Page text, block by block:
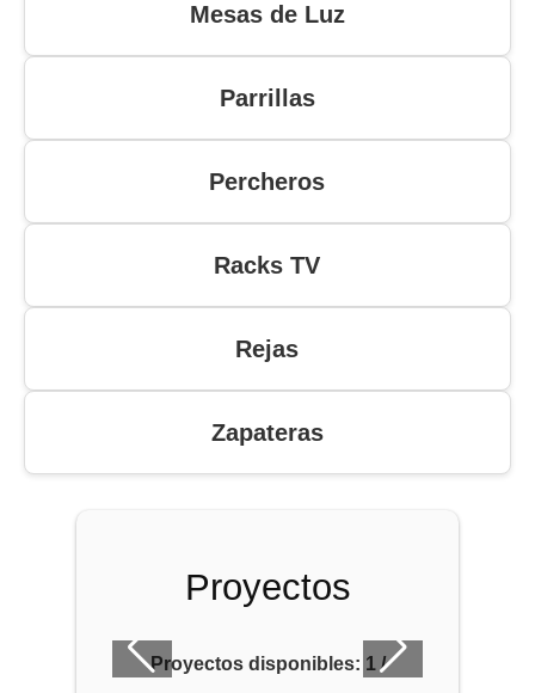
Mesas de Luz
Parrillas
Percheros
Racks TV
Rejas
Zapateras
Proyectos
Proyectos disponibles: 1/